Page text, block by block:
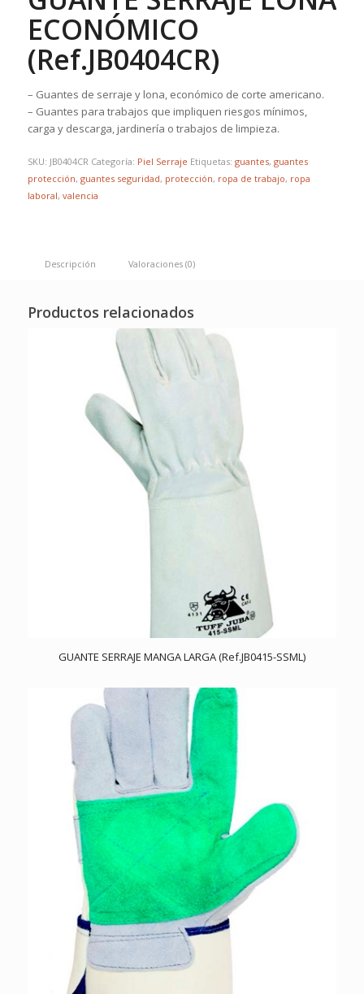
ECONÓMICO
(Ref.JB0404CR)
– Guantes de serraje y lona, económico de corte americano.
– Guantes para trabajos que impliquen riesgos mínimos,
carga y descarga, jardinería o trabajos de limpieza.
SKU: JB0404CR Categoría: Piel Serraje Etiquetas: guantes, guantes
protección, guantes seguridad, protección, ropa de trabajo, ropa
laboral, valencia
Descripción Valoraciones (0)
Productos relacionados
GUANTE SERRAJE MANGA LARGA (Ref.JB0415-SSML)